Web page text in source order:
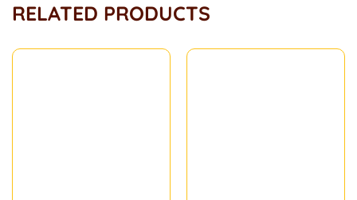
RELATED PRODUCTS